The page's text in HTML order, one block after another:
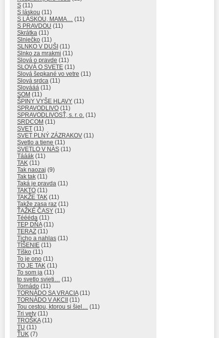
S (11)
S láskou (11)
S LÁSKOU, MAMA… (11)
S PRAVDOU (11)
Skrátka (11)
Slniečko (11)
SLNKO V DUŠI (11)
Slnko za mrakmi (11)
Slová o pravde (11)
SLOVÁ O SVETE (11)
Slová šepkané vo vetre (11)
Slová srdca (11)
Slovááá (11)
SOM (11)
ŠPINY VYŠE HLAVY (11)
SPRAVODLIVO (11)
SPRAVODLIVOSŤ, s. r. o. (11)
SRDCOM (11)
SVET (11)
SVET PLNÝ ZÁZRAKOV (11)
Svetlo a tiene (11)
SVETLO V NÁS (11)
Tááák (11)
TAK (11)
Tak naozaj (9)
Tak tak (11)
Taká je pravda (11)
TAKTO (11)
TAKŽE TAK (11)
Takže zasa raz (11)
ŤAŽKÉ ČASY (11)
Téééda (11)
TEP DŇA(11)
TERAZ (11)
Ticho a nahlas (11)
TÍŠENIE (11)
Tíško (11)
To je ono (11)
TO JE TAK (11)
To som ja (11)
to svetlo svieti… (11)
Tornádo (11)
TORNÁDO SA VRACIA(11)
TORNÁDO V AKCII
(11)
Tou cestou, ktorou si šiel… (11)
Tri vety (11)
TROŠKA(11)
TU (11)
ŤUK (7)